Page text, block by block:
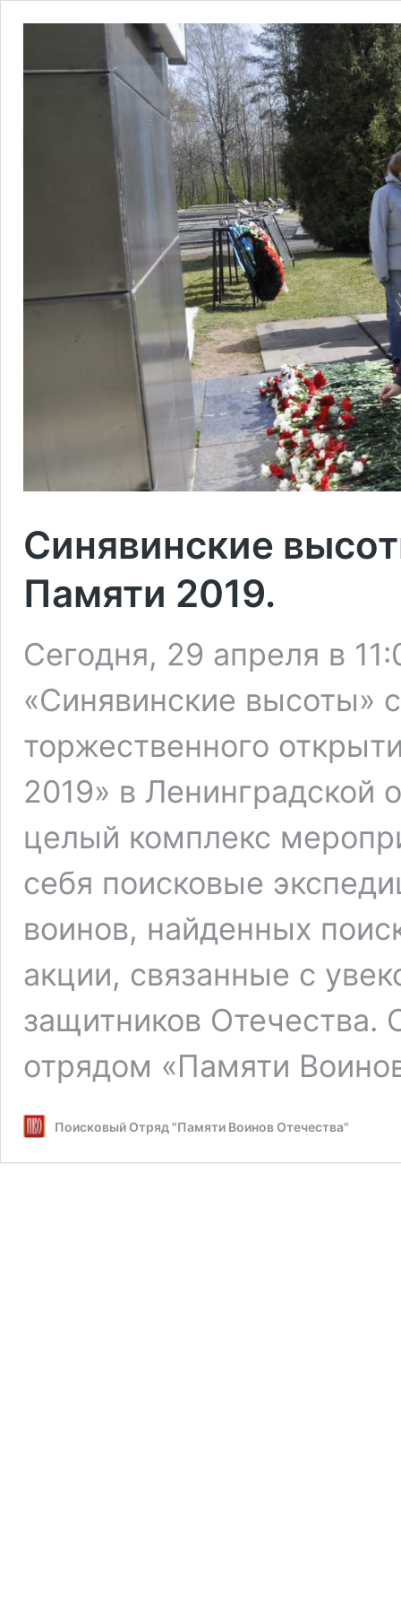
Синявинские
Памяти 2019.
Сегодня, 29 апреля в
«Синявинские высоты»
торжественного
2019» в Ленинградской
целый комплекс
себя поисковые
воинов, найденных
акции, связанные с
защитников
отрядом «Памяти
Поисковый Отряд "Памяти Воинов Отечества"